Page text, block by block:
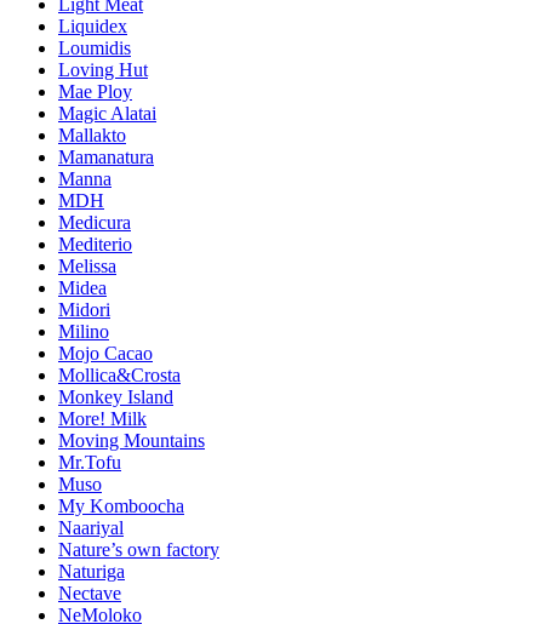
Light Meat
Liquidex
Loumidis
Loving Hut
Mae Ploy
Magic Alatai
Mallakto
Mamanatura
Manna
MDH
Medicura
Mediterio
Melissa
Midea
Midori
Milino
Mojo Cacao
Mollica&Crosta
Monkey Island
More! Milk
Moving Mountains
Mr.Tofu
Muso
My Komboocha
Naariyal
Nature’s own factory
Naturiga
Nectave
NeMoloko